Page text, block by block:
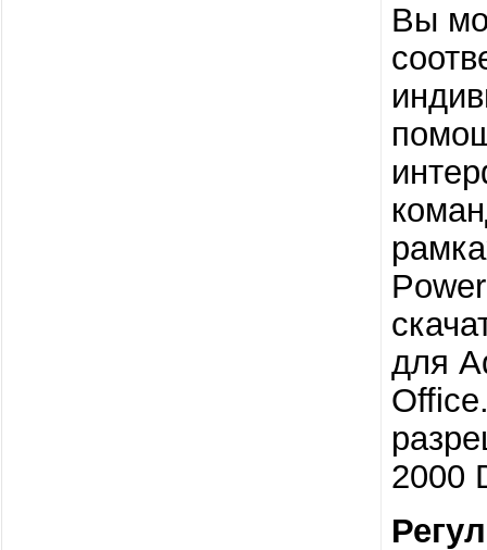
Вы
для
2000